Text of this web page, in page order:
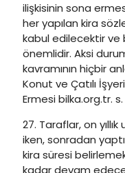
ilişkisinin sona
her yapılan kira
kabul edilecektir
önemlidir. Aksi
kavramının hiçbir
Konut ve Çatılı
Ermesi bilka.org.tr.
27. Taraflar, on
iken, sonradan
kira süresi
kadar devam